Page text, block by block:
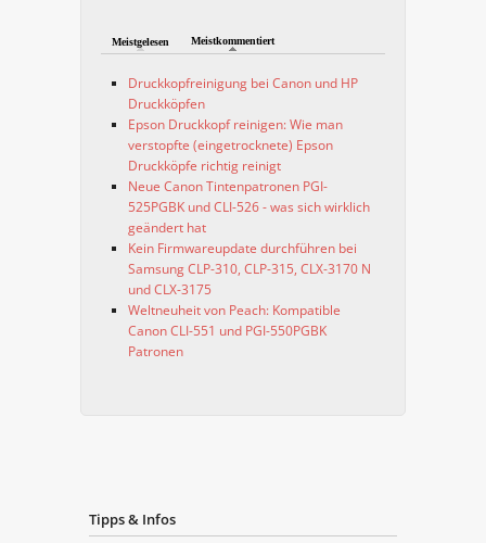
Meistgelesen Meistkommentiert
Druckkopfreinigung bei Canon und HP
Druckköpfen
Epson Druckkopf reinigen: Wie man
verstopfte (eingetrocknete) Epson
Druckköpfe richtig reinigt
Neue Canon Tintenpatronen PGI-
525PGBK und CLI-526 - was sich wirklich
geändert hat
Kein Firmwareupdate durchführen bei
Samsung CLP-310, CLP-315, CLX-3170 N
und CLX-3175
Weltneuheit von Peach: Kompatible
Canon CLI-551 und PGI-550PGBK
Patronen
Tipps & Infos